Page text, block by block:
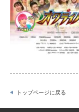
トップページに戻る